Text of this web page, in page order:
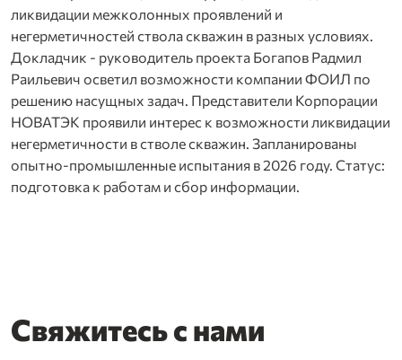
ликвидации межколонных проявлений и
негерметичностей ствола скважин в разных условиях.
Докладчик - руководитель проекта Богапов Радмил
Раильевич осветил возможности компании ФОИЛ по
решению насущных задач. Представители Корпорации
НОВАТЭК проявили интерес к возможности ликвидации
негерметичности в стволе скважин. Запланированы
опытно-промышленные испытания в 2026 году. Статус:
подготовка к работам и сбор информации.
Свяжитесь с нами